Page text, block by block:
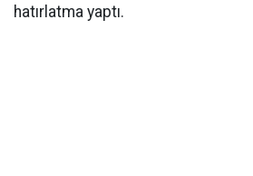
hatırlatma yaptı.